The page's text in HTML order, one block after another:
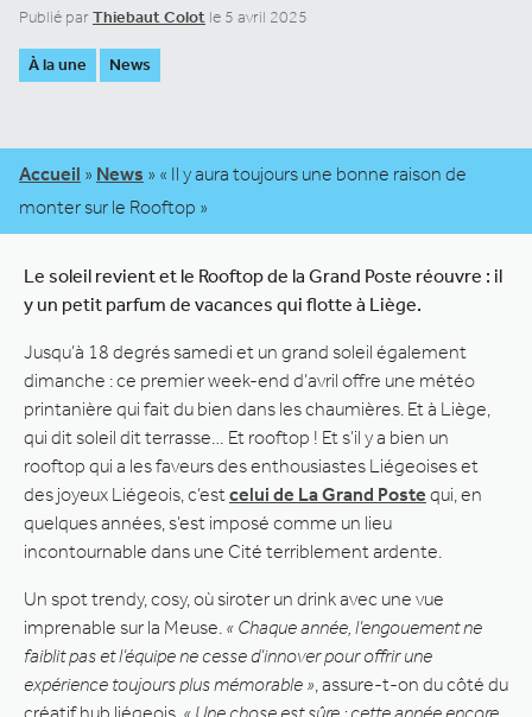
Publié parThiebaut Colot le 5 avril 2025
À la une News
Accueil » News » « Il y aura toujours une bonne raison de
monter sur le Rooftop »
Le soleil revient et le Rooftop de la Grand Poste réouvre : il
y un petit parfum de vacances qui flotte à Liège.
Jusqu’à 18 degrés samedi et un grand soleil également
dimanche : ce premier week-end d’avril offre une météo
printanière qui fait du bien dans les chaumières. Et à Liège,
qui dit soleil dit terrasse… Et rooftop ! Et s’il y a bien un
rooftop qui a les faveurs des enthousiastes Liégeoises et
des joyeux Liégeois, c’estcelui de La Grand Poste qui, en
quelques années, s’est imposé comme un lieu
incontournable dans une Cité terriblement ardente.
Un spot trendy, cosy, où siroter un drink avec une vue
imprenable sur la Meuse. « Chaque année, l’engouement ne
faiblit pas et l’équipe ne cesse d’innover pour offrir une
expérience toujours plus mémorable » , assure-t-on du côté du
créatif hub liégeois. « Une chose est sûre : cette année encore,